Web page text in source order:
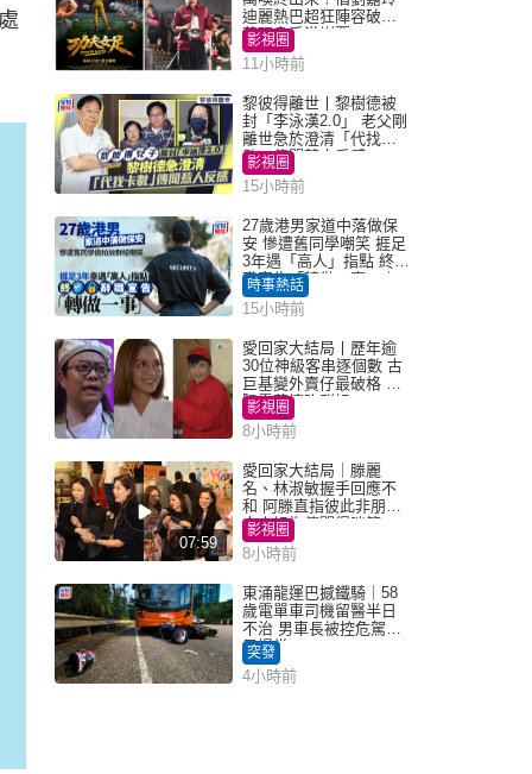
迪麗熱巴超狂陣容破天
荒現身香港謝票
影視圈
11小時前
黎彼得離世丨黎樹德被
封「李泳漢2.0」 老父剛
離世急於澄清「代找卡
數」傳聞惹人反感
影視圈
15小時前
27歲港男家道中落做保
安 慘遭舊同學嘲笑 捱足
3年遇「高人」指點 終辭
職宣告「轉做一事」｜
Juicy叮
時事熱話
15小時前
愛回家大結局丨歷年逾
30位神級客串逐個數 古
巨基變外賣仔最破格 歐
陽震華情陷群姐
影視圈
8小時前
07:59
愛回家大結局｜滕麗
名、林淑敏握手回應不
和 阿滕直指彼此非朋友
大小姐指傳聞得啖笑
影視圈
8小時前
東涌龍運巴撼鐵騎｜58
歲電單車司機留醫半日
不治 男車長被控危駕今
早提堂
突發
4小時前